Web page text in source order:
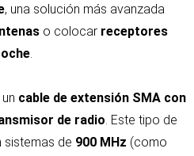
, una solución más avanzada
o colocar receptores
.
cable de extensión SMA con
de radio. Este tipo de
sistemas de 900 MHz (como